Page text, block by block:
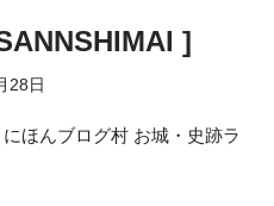
]
28日
ほんブログ村 お城・史跡ラ